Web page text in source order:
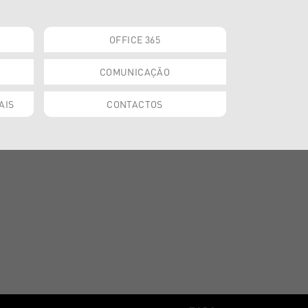
OFFICE 365
COMUNICAÇÃO
CONTACTOS